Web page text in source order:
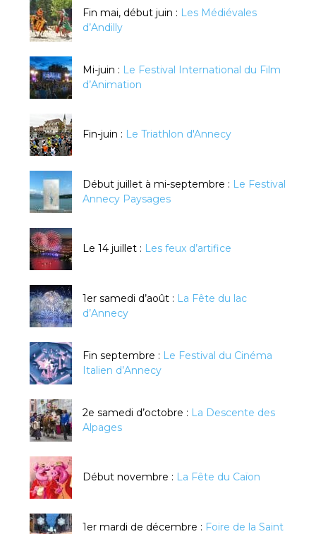
Fin mai, début juin : Les Médiévales
d’Andilly
Mi-juin : Le Festival International du Film
d’Animation
Fin-juin : Le Triathlon d'Annecy
Début juillet à mi-septembre : Le Festival
Annecy Paysages
Le 14 juillet : Les feux d’artifice
1er samedi d’août : La Fête du lac
d’Annecy
Fin septembre : Le Festival du Cinéma
Italien d’Annecy
2e samedi d’octobre : La Descente des
Alpages
Début novembre : La Fête du Caïon
1er mardi de décembre : Foire de la Saint